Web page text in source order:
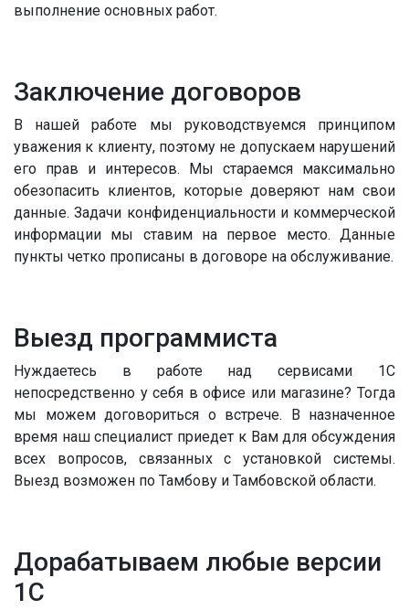
выполнение основных работ.
Заключение договоров
В нашей работе мы руководствуемся принципом
уважения к клиенту, поэтому не допускаем нарушений
его прав и интересов. Мы стараемся максимально
обезопасить клиентов, которые доверяют нам свои
данные. Задачи конфиденциальности и коммерческой
информации мы ставим на первое место. Данные
пункты четко прописаны в договоре на обслуживание.
Выезд программиста
Нуждаетесь в работе над сервисами 1С
непосредственно у себя в офисе или магазине? Тогда
мы можем договориться о встрече. В назначенное
время наш специалист приедет к Вам для обсуждения
всех вопросов, связанных с установкой системы.
Выезд возможен по Тамбову и Тамбовской области.
Дорабатываем любые версии
1С